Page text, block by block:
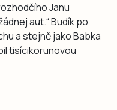
Janu
aut.“ Budík po
a stejně jako Babka
tisícikorunovou